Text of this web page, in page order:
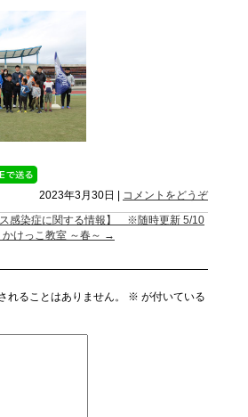
2023年3月30日
コメントをどうぞ
ス感染症に関する情報】 ※随時更新 5/10
かけっこ教室 ～春～ →
れることはありません。 ※ が付いている